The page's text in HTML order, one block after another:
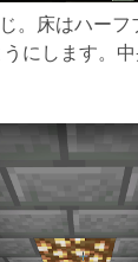
。床はハーフ
にします。